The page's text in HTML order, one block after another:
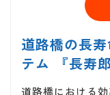
道路橋の長
テム 『長寿
道路橋における